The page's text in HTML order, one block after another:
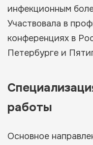
инфекционным
Участвовала в
конференциях в
Петербурге и
работы
Основное